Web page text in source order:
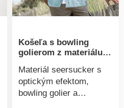
Košeľa s bowling
golierom z materiálu
Materiál seersucker s
optickým efektom,
bowling golier a